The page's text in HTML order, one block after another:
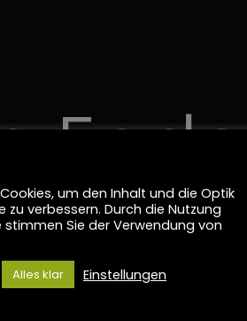
Ende
um den Inhalt und die Optik
zu verbessern. Durch die Nutzung
stimmen Sie der Verwendung von
Alles klar Einstellungen